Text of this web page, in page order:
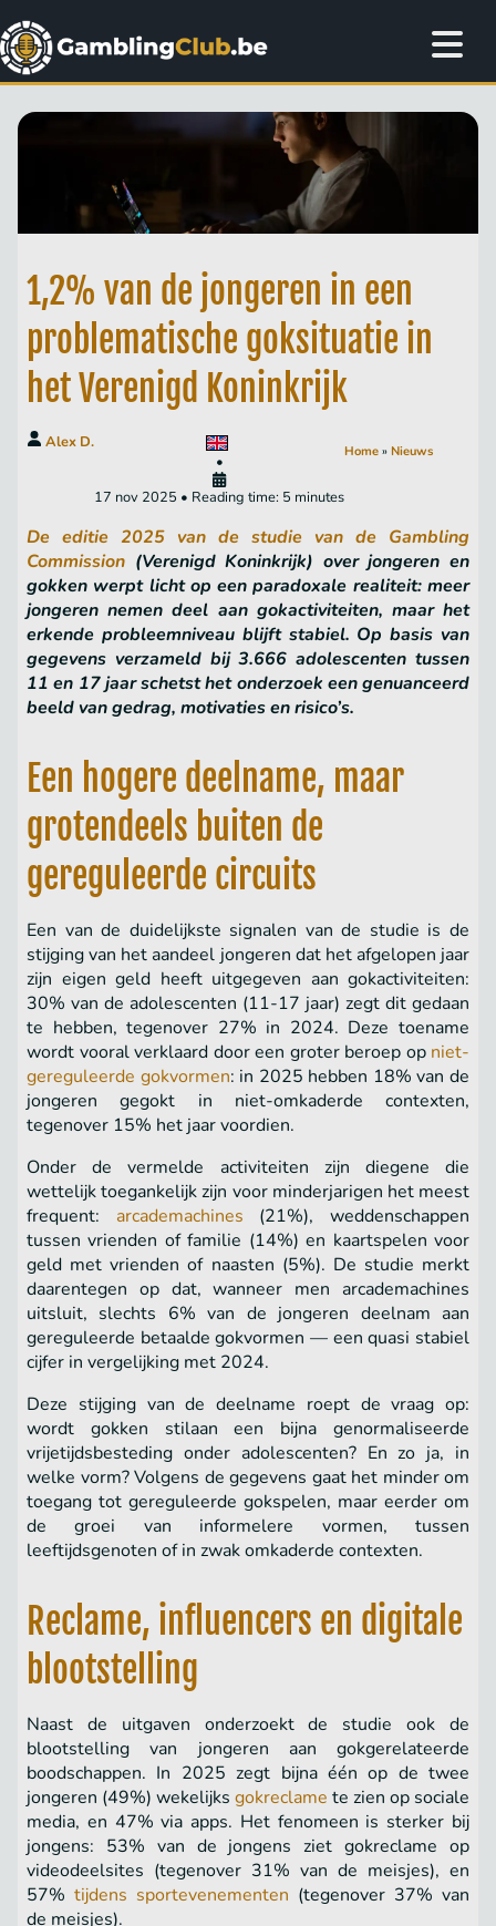
1,2% van de jongeren in een
problematische gok­situatie in
het Verenigd Koninkrijk
Alex D.
•
17 nov 2025 • Reading time: 5 minutes
Home » Nieuws
De editie 2025 van de studie van de Gambling
Commission (Verenigd Koninkrijk) over jongeren en
gokken werpt licht op een paradoxale realiteit: meer
jongeren nemen deel aan gokactiviteiten, maar het
erkende probleemniveau blijft stabiel. Op basis van
gegevens verzameld bij 3.666 adolescenten tussen
11 en 17 jaar schetst het onderzoek een genuanceerd
beeld van gedrag, motivaties en risico’s.
Een hogere deelname, maar
grotendeels buiten de
gereguleerde circuits
Een van de duidelijkste signalen van de studie is de
stijging van het aandeel jongeren dat het afgelopen jaar
zijn eigen geld heeft uitgegeven aan gokactiviteiten:
30% van de adolescenten (11-17 jaar) zegt dit gedaan
te hebben, tegenover 27% in 2024. Deze toename
wordt vooral verklaard door een groter beroep op niet-
gereguleerde gokvormen: in 2025 hebben 18% van de
jongeren gegokt in niet-omkaderde contexten,
tegenover 15% het jaar voordien.
Onder de vermelde activiteiten zijn diegene die
wettelijk toegankelijk zijn voor minderjarigen het meest
frequent: arcademachines (21%), weddenschappen
tussen vrienden of familie (14%) en kaartspelen voor
geld met vrienden of naasten (5%). De studie merkt
daarentegen op dat, wanneer men arcademachines
uitsluit, slechts 6% van de jongeren deelnam aan
gereguleerde betaalde gokvormen — een quasi stabiel
cijfer in vergelijking met 2024.
Deze stijging van de deelname roept de vraag op:
wordt gokken stilaan een bijna genormaliseerde
vrijetijdsbesteding onder adolescenten? En zo ja, in
welke vorm? Volgens de gegevens gaat het minder om
toegang tot gereguleerde gokspelen, maar eerder om
de groei van informelere vormen, tussen
leeftijdsgenoten of in zwak omkaderde contexten.
Reclame, influencers en digitale
blootstelling
Naast de uitgaven onderzoekt de studie ook de
blootstelling van jongeren aan gokgerelateerde
boodschappen. In 2025 zegt bijna één op de twee
jongeren (49%) wekelijks gokreclame te zien op sociale
media, en 47% via apps. Het fenomeen is sterker bij
jongens: 53% van de jongens ziet gokreclame op
videodeelsites (tegenover 31% van de meisjes), en
57% tijdens sportevenementen (tegenover 37% van
de meisjes).